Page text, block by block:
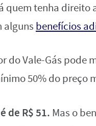
quem tenha direito
alguns benefícios
do Vale-Gás pode
50% do preço
de R$ 51. Mas o